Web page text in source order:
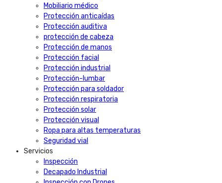
Mobiliario médico
Protección anticaídas
Protección auditiva
protección de cabeza
Protección de manos
Protección facial
Protección industrial
Protección-lumbar
Protección para soldador
Protección respiratoria
Protección solar
Protección visual
Ropa para altas temperaturas
Seguridad vial
Servicios
Inspección
Decapado Industrial